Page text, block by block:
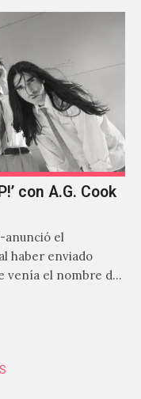
con A.G. Cook
anunció el
haber enviado
venía el nombre de